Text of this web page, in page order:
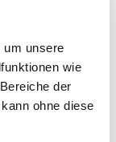
um unsere
wie
der
ohne diese